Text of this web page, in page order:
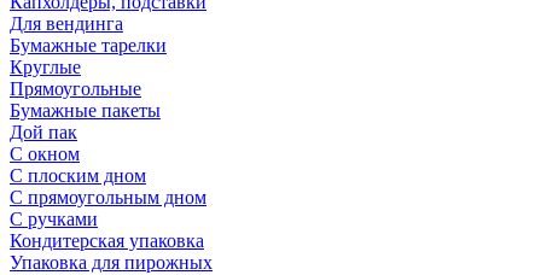
Для вендинга
Бумажные тарелки
Круглые
Прямоугольные
Бумажные пакеты
Дой пак
С окном
С плоским дном
С прямоугольным дном
С ручками
Кондитерская упаковка
Упаковка для пирожных